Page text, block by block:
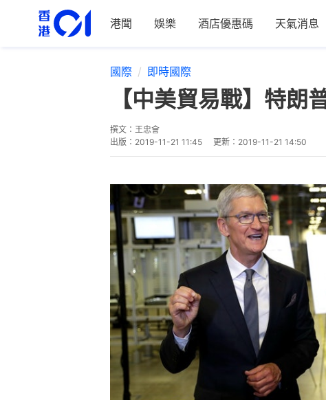
港聞 娛樂 酒店優惠碼 天氣消息
國際 即時國際
【中美貿易戰】特
撰文： 王忠會
出版： 2019-11-21 11:45 更新： 2019-11-21 14:50